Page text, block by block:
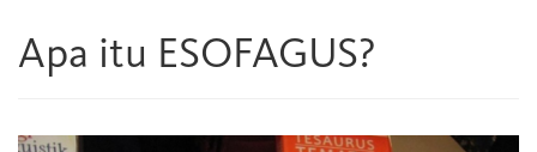
Apa itu ESOFAGUS?